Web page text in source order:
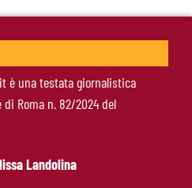
Gasperini lancia l’allarme dopo il
alla società”
è una testata giornalistica
Roma n. 82/2024 del
Landolina